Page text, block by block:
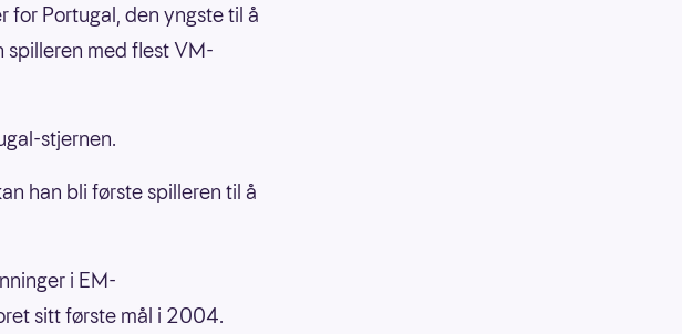
for Portugal, den yngste til å
spilleren med flest VM-
stjernen.
han bli første spilleren til å
i EM-
sitt første mål i 2004.